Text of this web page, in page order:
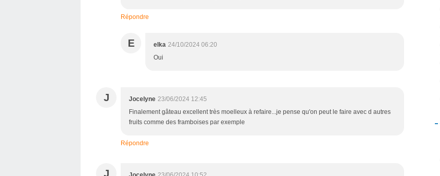
Répondre
E elka 24/10/2024 06:20
Oui
J Jocelyne 23/06/2024 12:45
Finalement gâteau excellent très moelleux à refaire...je pense qu'on peut le faire avec d autres
fruits comme des framboises par exemple
Répondre
J